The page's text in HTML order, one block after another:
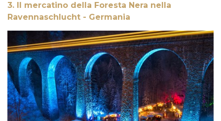
3. Il mercatino della Foresta Nera nella
Ravennaschlucht - Germania